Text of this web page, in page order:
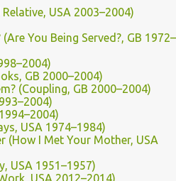
USA 2003–2004)
You Being Served?, GB 1972–
GB 2000–2004)
(Coupling, GB 2000–2004)
USA 1974–1984)
(How I Met Your Mother, USA
USA 1951–1957)
USA 2012–2014)